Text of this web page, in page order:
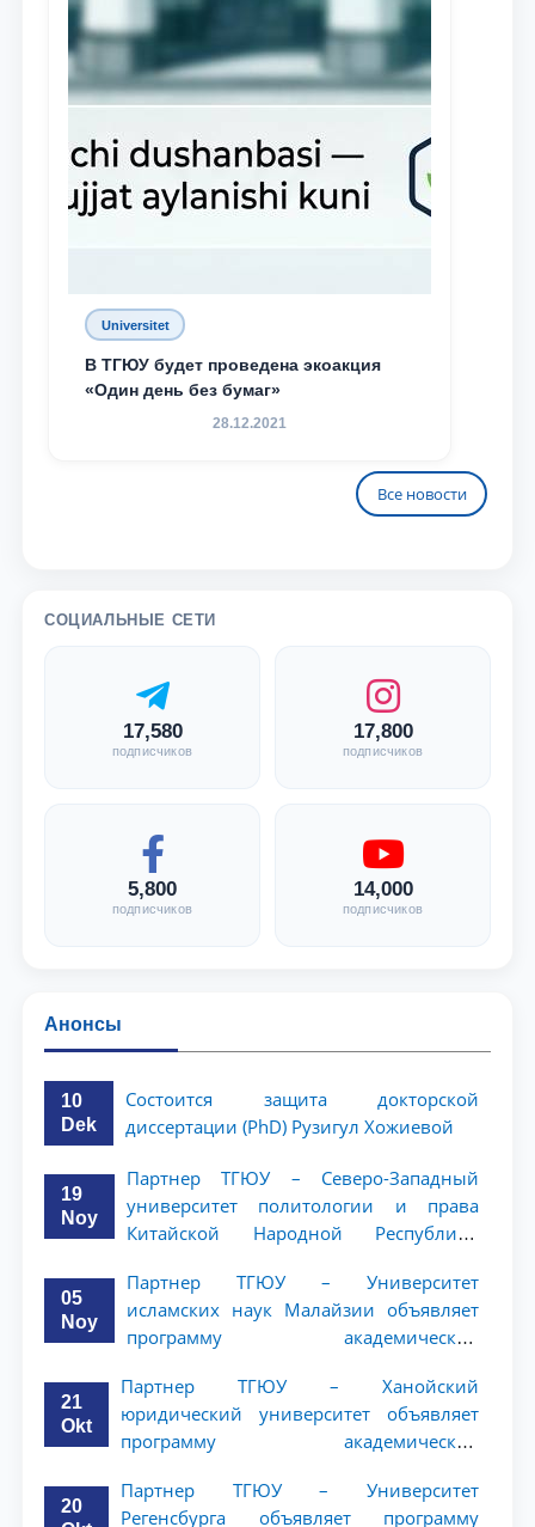
Universitet
В ТГЮУ будет проведена экоакция
«Один день без бумаг»
28.12.2021
Все новости
СОЦИАЛЬНЫЕ СЕТИ
17,580
подписчиков
17,800
подписчиков
5,800
подписчиков
14,000
подписчиков
Анонсы
10
Dek
Состоится защита докторской
диссертации (PhD) Рузигул Xoжиевой
19
Noy
Партнер ТГЮУ – Северо-Западный
университет политологии и права
Китайской Народной Республики
академической мобильности для
студентов 2–3 курсов
05
Noy
Партнер ТГЮУ – Университет
исламских наук Малайзии объявляет
программу академической
ТГЮУ
21
Okt
Партнер ТГЮУ – Ханойский
юридический университет объявляет
программу академической
20
Партнер ТГЮУ – Университет
Регенсбурга объявляет программу